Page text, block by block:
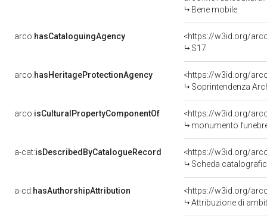
Bene mobile
arco:hasCataloguingAgency
<https://w3id.org/
S17
arco:hasHeritageProtectionAgency
<https://w3id.org/
Soprintendenza
arco:isCulturalPropertyComponentOf
<https://w3id.org/
monumento
a-cat:isDescribedByCatalogueRecord
<https://w3id.org/
Scheda
a-cd:hasAuthorshipAttribution
<https://w3id.org/
Attribuzione di